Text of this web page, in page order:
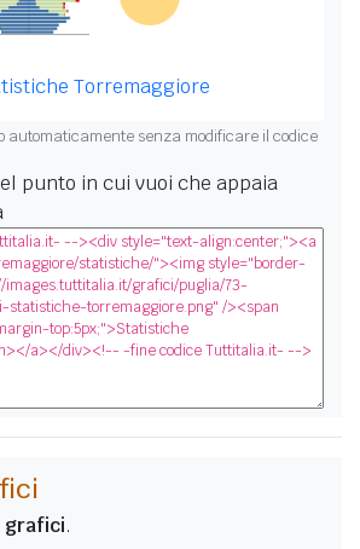
Torremaggiore
automaticamente senza modificare il codice
punto in cui vuoi che appaia
grafici.